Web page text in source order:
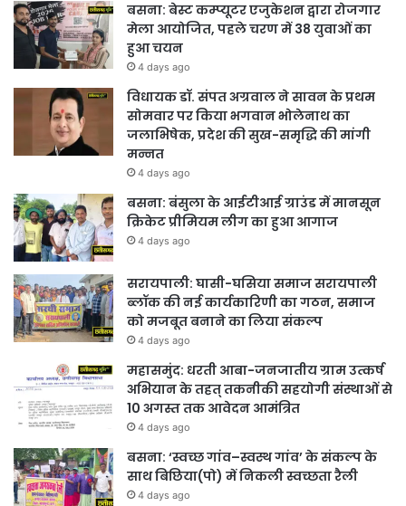
बसना: बेस्ट कम्प्यूटर एजुकेशन द्वारा रोजगार
मेला आयोजित, पहले चरण में 38 युवाओं का
हुआ चयन
4 days ago
विधायक डॉ. संपत अग्रवाल ने सावन के प्रथम
सोमवार पर किया भगवान भोलेनाथ का
जलाभिषेक, प्रदेश की सुख-समृद्धि की मांगी
मन्नत
4 days ago
बसना: बंसुला के आईटीआई ग्राउंड में मानसून
क्रिकेट प्रीमियम लीग का हुआ आगाज
4 days ago
सरायपाली: घासी-घसिया समाज सरायपाली
ब्लॉक की नई कार्यकारिणी का गठन, समाज
को मजबूत बनाने का लिया संकल्प
4 days ago
महासमुंद: धरती आबा-जनजातीय ग्राम उत्कर्ष
अभियान के तहत् तकनीकी सहयोगी संस्थाओं से
10 अगस्त तक आवेदन आमंत्रित
4 days ago
बसना: ‘स्वच्छ गांव–स्वस्थ गांव’ के संकल्प के
साथ बिछिया(पो) में निकली स्वच्छता रैली
4 days ago